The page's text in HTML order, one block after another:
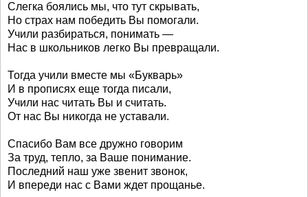
Слегка боялись мы, что тут скрывать,
Но страх нам победить Вы помогали.
Учили разбираться, понимать —
Нас в школьников легко Вы превращали.
Тогда учили вместе мы «Букварь»
И в прописях еще тогда писали,
Учили нас читать Вы и считать.
От нас Вы никогда не уставали.
Спасибо Вам все дружно говорим
За труд, тепло, за Ваше понимание.
Последний наш уже звенит звонок,
И впереди нас с Вами ждет прощанье.